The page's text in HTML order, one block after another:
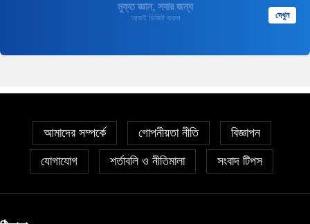
মুক্ত জ্ঞান, সবার জন্য
আজই ভিজিট করুন দেখুন
আমাদের সম্পর্কে গোপনীয়তা নীতি বিজ্ঞাপন
যোগাযোগ শর্তাবলি ও নীতিমালা সংবাদ টিপস